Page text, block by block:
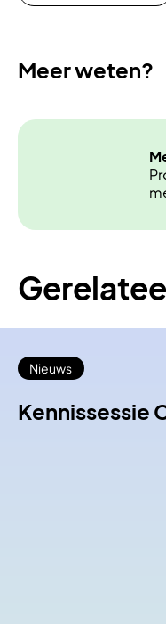
Meer weten?
Nieuws
Kennissessie